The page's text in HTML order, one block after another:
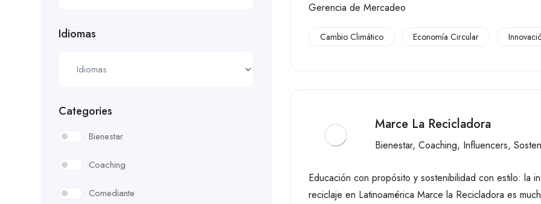
Idiomas
Categories
Bienestar
Coaching
Comediante
Gerencia de Mercadeo
Cambio Climático Economía Circular
Marce La Recicladora
Bienestar,Coaching, Influencers,
Educación con propósito y sostenibilidad con estilo: la
reciclaje en Latinoamérica Marce la Recicladora es